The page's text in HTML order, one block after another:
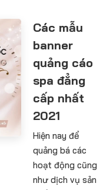
Các mẫu
banner
quảng cáo
spa đẳng
cấp nhất
2021
Hiện nay để
quảng bá các
hoạt động cũng
như dịch vụ sản